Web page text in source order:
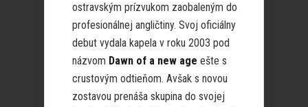
ostravským prízvukom zaobaleným do
profesionálnej angličtiny. Svoj oficiálny
debut vydala kapela v roku 2003 pod
názvom Dawn of a new age ešte s
crustovým odtieňom. Avšak s novou
zostavou prenáša skupina do svojej